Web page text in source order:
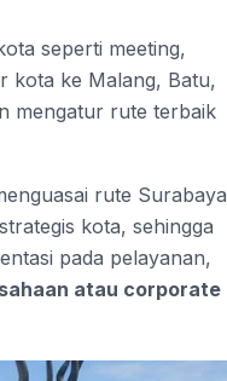
seperti meeting,
kota ke Malang, Batu,
mengatur rute terbaik
rute Surabaya
kota, sehingga
pada pelayanan,
atau corporate